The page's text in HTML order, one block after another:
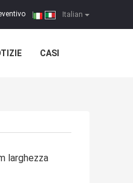
Italian
|
CASI
larghezza